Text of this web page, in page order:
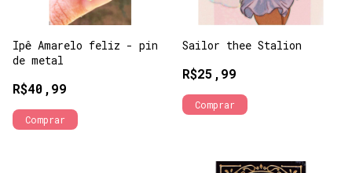
Ipê Amarelo feliz - pin
de metal
R$40,99
Sailor thee Stalion
R$25,99
Comprar